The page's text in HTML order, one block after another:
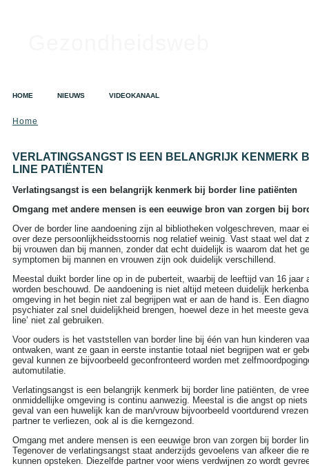
HOME NIEUWS VIDEOKANAAL
SEARCH
DieetGezondheid
A tot Z Griep Hart- en
vaatziekten Kanker
Opvoeding en zwangerschap
Sex Slapeloosheid
Voedingssupplementen
more tags
Aambeien speen(9)
ADHD(37)
Afasie(4)
Alcohol(86)
Allergie (44)
Alzheimer(110)
Andere vormen van
kanker(36)
Asperger (17)
Autisme(47)
(8)
Home
VERLATINGSANGST IS EEN BELANGRIJK KENMERK
LINE PATIËNTEN
Verlatingsangst is een belangrijk kenmerk bij border line patiënten
Omgang met andere mensen is een eeuwige bron van zorgen bij
Over de border line aandoening zijn al bibliotheken volgeschreven, maar
over deze persoonlijkheidsstoornis nog relatief weinig. Vast staat wel dat
bij vrouwen dan bij mannen, zonder dat echt duidelijk is waarom dat het
symptomen bij mannen en vrouwen zijn ook duidelijk verschillend.
Meestal duikt border line op in de puberteit, waarbij de leeftijd van 16 jaar
worden beschouwd. De aandoening is niet altijd meteen duidelijk
omgeving in het begin niet zal begrijpen wat er aan de hand is. Een
psychiater zal snel duidelijkheid brengen, hoewel deze in het meeste
line’ niet zal gebruiken.
Voor ouders is het vaststellen van border line bij één van hun kinderen
ontwaken, want ze gaan in eerste instantie totaal niet begrijpen wat er
geval kunnen ze bijvoorbeeld geconfronteerd worden met
automutilatie.
Verlatingsangst is een belangrijk kenmerk bij border line patiënten, de
onmiddellijke omgeving is continu aanwezig. Meestal is die angst op
geval van een huwelijk kan de man/vrouw bijvoorbeeld voortdurend
partner te verliezen, ook al is die kerngezond.
Omgang met andere mensen is een eeuwige bron van zorgen bij border
Tegenover de verlatingsangst staat anderzijds gevoelens van afkeer die
kunnen opsteken. Diezelfde partner voor wiens verdwijnen zo wordt